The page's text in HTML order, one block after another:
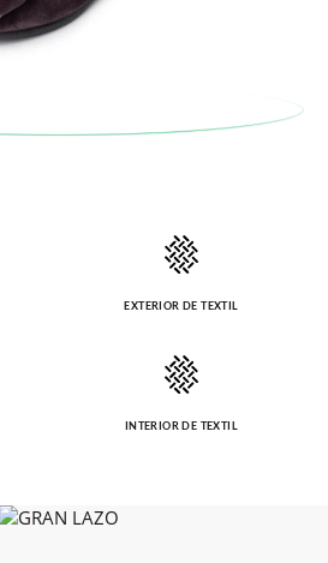
gastos, en unos pocos días!
que preocuparte por nada! Puedes
enlace del párrafo anterior y nos
EXTERIOR DE TEXTIL
INTERIOR DE TEXTIL